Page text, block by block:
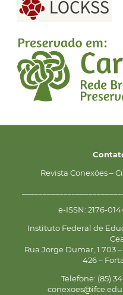
Revista Conexões –
e-ISSN: 2176-
Instituto Federal de
Rua Jorge Dumar, 1.703
426 –
Telefone: (85)